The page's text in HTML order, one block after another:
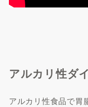
アルカリ性ダ
アルカリ性食品で胃